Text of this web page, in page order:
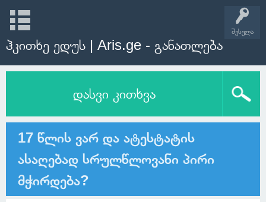
შესვლა
ჰკითხე ედუს | Aris.ge - განათლება
დასვი კითხვა
17 წლის ვარ და ატესტატის
ასაღებად სრულწლოვანი პირი
მჭირდება?